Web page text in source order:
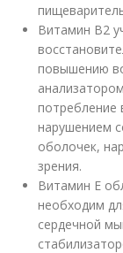
Витамин В2
повышению
потребление
нарушением
оболочек,
зрения.
Витамин Е
необходим
сердечной